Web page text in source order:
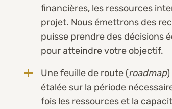
financières, les ressources
projet. Nous émettrons des
puisse prendre des décisions
pour atteindre votre objectif.
Une feuille de route (roadmap)
étalée sur la période
fois les ressources et la